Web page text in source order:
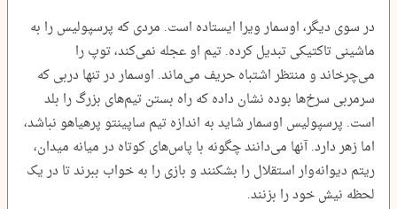
در سوی دیگر، اوسمار ویرا ایستاده است. مردی که پرسپولیس را به
ماشینی تاکتیکی تبدیل کرده. تیم او عجله نمی‌کند، توپ را
می‌چرخاند و منتظر اشتباه حریف می‌ماند. اوسمار در تنها دربی که
سرمربی سرخ‌ها بوده نشان داده که راه بستن تیم‌های بزرگ را بلد
است. پرسپولیس اوسمار شاید به اندازه تیم ساپینتو پرهیاهو نباشد،
اما زهر دارد. آنها می‌دانند چگونه با پاس‌های کوتاه در میانه میدان،
ریتم دیوانه‌وار استقلال را بشکنند و بازی را به خواب ببرند تا در یک
لحظه نیش خود را بزنند.